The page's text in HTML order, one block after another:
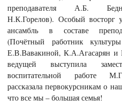
преподавателя А.Б.
Н.К.Горелов). Особый восторг
ансамбль в составе
(Почётный работник
Е.В.Вавакиной, К.А.Агасарян и
ведущей выступила
воспитательной работе
рассказала первокурсникам о
что все мы – большая семья!